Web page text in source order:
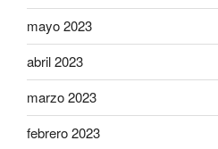
mayo 2023
abril 2023
marzo 2023
febrero 2023